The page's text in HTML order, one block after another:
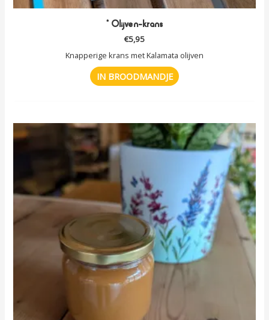
* Olijven-krans
€5,95
Knapperige krans met Kalamata olijven
IN BROODMANDJE